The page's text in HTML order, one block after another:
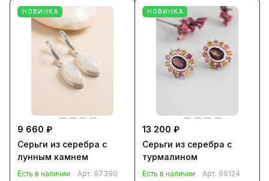
НОВИНКА
9 660 ₽
Серьги из серебра с
лунным камнем
Есть в наличии Арт. 97390
НОВИНКА
13 200 ₽
Серьги из серебра с
турмалином
Есть в наличии Арт. 99124